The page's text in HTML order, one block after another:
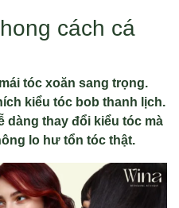
cách cá
tóc xoăn sang trọng.
kiểu tóc bob thanh lịch.
dàng thay đổi kiểu tóc mà
lo hư tổn tóc thật.